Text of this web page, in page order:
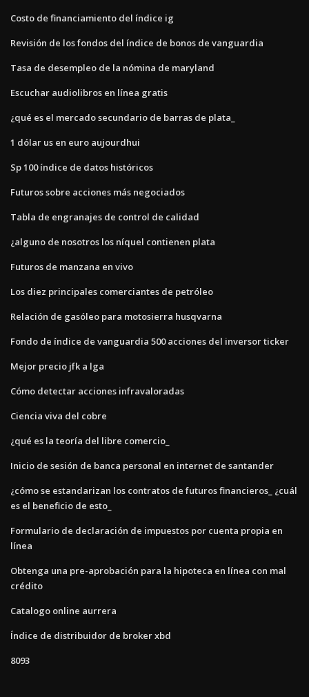
Costo de financiamiento del índice ig
Revisión de los fondos del índice de bonos de vanguardia
Tasa de desempleo de la nómina de maryland
Escuchar audiolibros en línea gratis
¿qué es el mercado secundario de barras de plata_
1 dólar us en euro aujourdhui
Sp 100 índice de datos históricos
Futuros sobre acciones más negociados
Tabla de engranajes de control de calidad
¿alguno de nosotros los níquel contienen plata
Futuros de manzana en vivo
Los diez principales comerciantes de petróleo
Relación de gasóleo para motosierra husqvarna
Fondo de índice de vanguardia 500 acciones del inversor ticker
Mejor precio jfk a lga
Cómo detectar acciones infravaloradas
Ciencia viva del cobre
¿qué es la teoría del libre comercio_
Inicio de sesión de banca personal en internet de santander
¿cómo se estandarizan los contratos de futuros financieros_ ¿cuál
es el beneficio de esto_
Formulario de declaración de impuestos por cuenta propia en
línea
Obtenga una pre-aprobación para la hipoteca en línea con mal
crédito
Catalogo online aurrera
Índice de distribuidor de broker xbd
8093